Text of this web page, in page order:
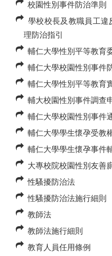
校園性別事件防治準則
學校校長及教職員工違
理防治指引
輔仁大學性別平等教育
輔仁大學校園性別事件
輔仁大學性別平等教育
輔大校園性別事件調查
輔仁大學校園性別事件
輔仁大學學生懷孕受教
輔仁大學學生懷孕事件
大專校院校園性別友善
性騷擾防治法
性騷擾防治法施行細則
教師法
教師法施行細則
教育人員任用條例